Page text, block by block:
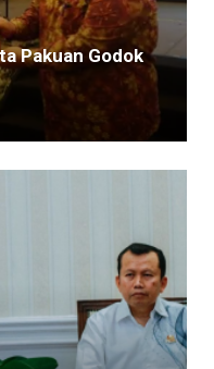
Pakuan Godok